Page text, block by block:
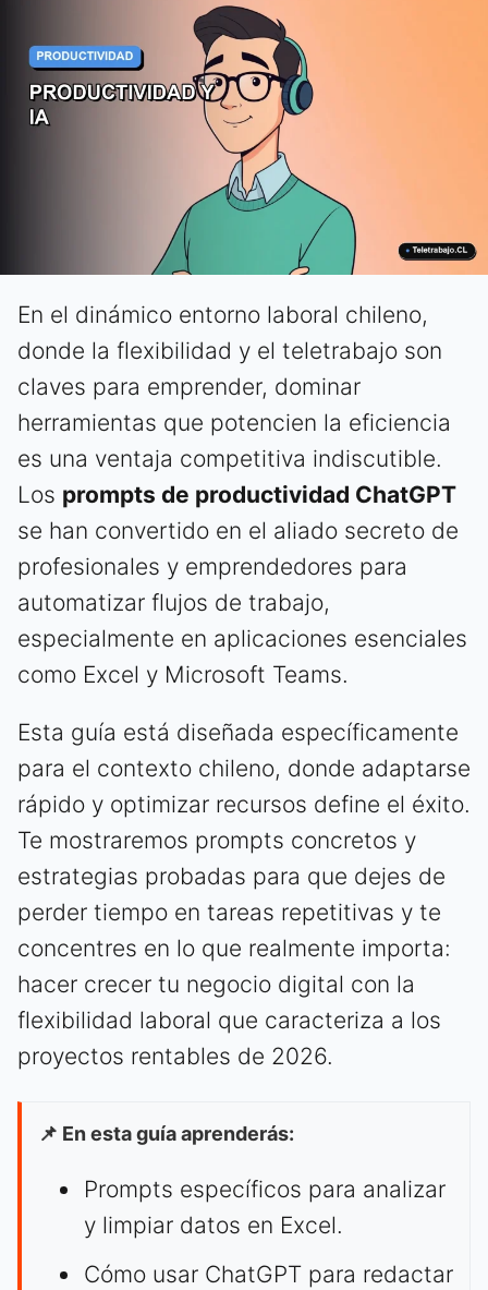
En el dinámico entorno laboral chileno,
donde la flexibilidad y el teletrabajo son
claves para emprender, dominar
herramientas que potencien la eficiencia
es una ventaja competitiva indiscutible.
Los prompts de productividad ChatGPT
se han convertido en el aliado secreto de
profesionales y emprendedores para
automatizar flujos de trabajo,
especialmente en aplicaciones esenciales
como Excel y Microsoft Teams.
Esta guía está diseñada específicamente
para el contexto chileno, donde adaptarse
rápido y optimizar recursos define el éxito.
Te mostraremos prompts concretos y
estrategias probadas para que dejes de
perder tiempo en tareas repetitivas y te
concentres en lo que realmente importa:
hacer crecer tu negocio digital con la
flexibilidad laboral que caracteriza a los
proyectos rentables de 2026.
📌 En esta guía aprenderás:
Prompts específicos para analizar
y limpiar datos en Excel.
Cómo usar ChatGPT para redactar